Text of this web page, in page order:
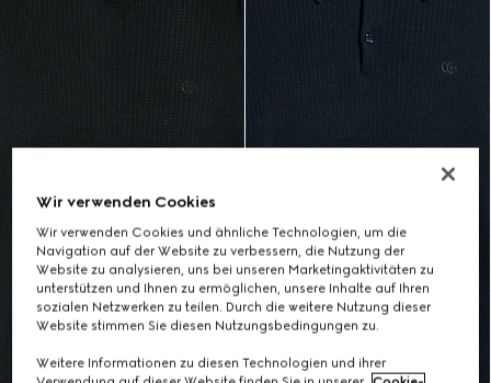
Wir verwenden Cookies
Wir verwenden Cookies und ähnliche Technologien, um die
Navigation auf der Website zu verbessern, die Nutzung der
Website zu analysieren, uns bei unseren Marketingaktivitäten zu
unterstützen und Ihnen zu ermöglichen, unsere Inhalte auf Ihren
sozialen Netzwerken zu teilen. Durch die weitere Nutzung dieser
Website stimmen Sie diesen Nutzungsbedingungen zu.
Weitere Informationen zu diesen Technologien und ihrer